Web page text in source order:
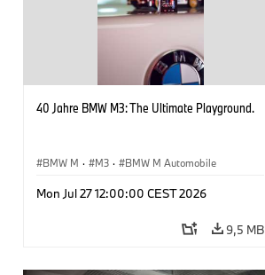
40 Jahre BMW M3: The Ultimate Playground.
BMW M · M3 · BMW M Automobile
Mon Jul 27 12:00:00 CEST 2026
9,5 MB